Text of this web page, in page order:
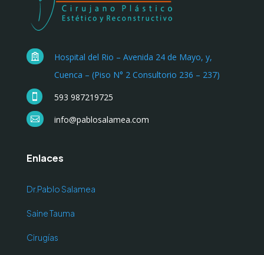

Hospital del Rio – Avenida 24 de Mayo, y,
Cuenca – (Piso N° 2 Consultorio 236 – 237)
 593 987219725
 info@pablosalamea.com
Enlaces
Dr.Pablo Salamea
Saine Tauma
Cirugías